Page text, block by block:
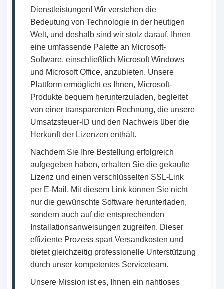
Dienstleistungen! Wir verstehen die
Bedeutung von Technologie in der heutigen
Welt, und deshalb sind wir stolz darauf, Ihnen
eine umfassende Palette an Microsoft-
Software, einschließlich Microsoft Windows
und Microsoft Office, anzubieten. Unsere
Plattform ermöglicht es Ihnen, Microsoft-
Produkte bequem herunterzuladen, begleitet
von einer transparenten Rechnung, die unsere
Umsatzsteuer-ID und den Nachweis über die
Herkunft der Lizenzen enthält.
Nachdem Sie Ihre Bestellung erfolgreich
aufgegeben haben, erhalten Sie die gekaufte
Lizenz und einen verschlüsselten SSL-Link
per E-Mail. Mit diesem Link können Sie nicht
nur die gewünschte Software herunterladen,
sondern auch auf die entsprechenden
Installationsanweisungen zugreifen. Dieser
effiziente Prozess spart Versandkosten und
bietet gleichzeitig professionelle Unterstützung
durch unser kompetentes Serviceteam.
Unsere Mission ist es, Ihnen ein nahtloses